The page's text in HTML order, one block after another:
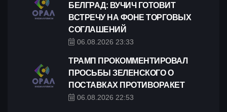
БЕЛГРАД: ВУЧИЧ ГОТОВИТ
ВСТРЕЧУ НА ФОНЕ ТОРГОВЫХ
СОГЛАШЕНИЙ
06.08.2026 23:33
ТРАМП ПРОКОММЕНТИРОВАЛ
ПРОСЬБЫ ЗЕЛЕНСКОГО О
ПОСТАВКАХ ПРОТИВОРАКЕТ
06.08.2026 22:53